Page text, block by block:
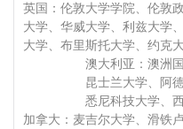
英国：伦敦大学学院、伦敦
大学、华威大学、利兹大学
大学、布里斯托大学、约克
澳大利亚：澳洲
昆士兰大学、阿
悉尼科技大学、
加拿大：麦吉尔大学、滑铁